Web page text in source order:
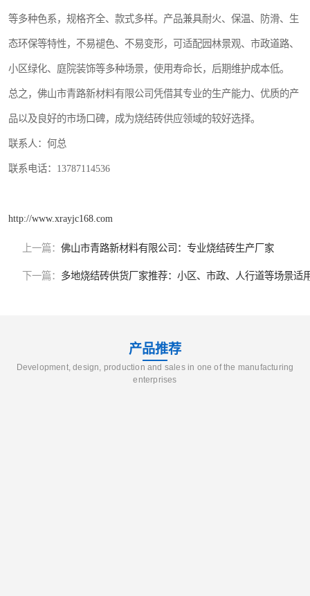
等多种色系，规格齐全、款式多样。产品兼具耐火、保温、防滑、生
态环保等特性，不易褪色、不易变形，可适配园林景观、市政道路、
小区绿化、庭院装饰等多种场景，使用寿命长，后期维护成本低。
总之，佛山市青路新材料有限公司凭借其专业的生产能力、优质的产
品以及良好的市场口碑，成为烧结砖供应领域的较好选择。
联系人：何总
联系电话：13787114536
http://www.xrayjc168.com
上一篇： 佛山市青路新材料有限公司：专业烧结砖生产厂家
下一篇： 多地烧结砖供货厂家推荐：小区、市政、人行道等场景适
产品推荐
Development, design, production and sales in one of the manufacturing
enterprises